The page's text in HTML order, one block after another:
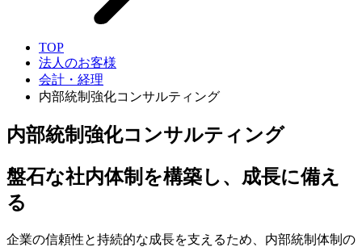
TOP
法人のお客様
会計・経理
内部統制強化コンサルティング
内部統制強化コンサルティング
盤石な社内体制を構築し、成長に備え
る
企業の信頼性と持続的な成長を支えるため、内部統制体制の